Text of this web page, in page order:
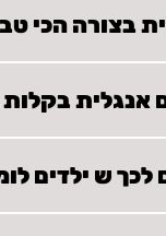
בצורה הכי
אנגלית
לכך ש ילדים